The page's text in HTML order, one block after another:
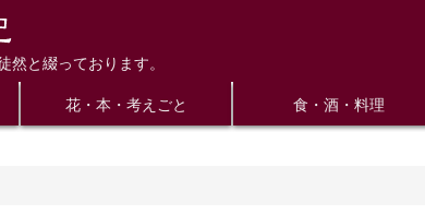
と綴っております。
花・本・考えごと 食・酒・料理